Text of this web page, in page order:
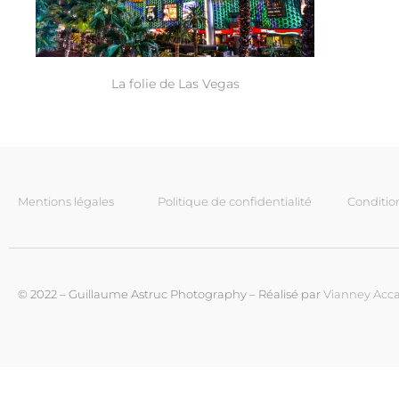
La folie de Las Vegas
Mentions légales Politique de confidentialité
© 2022 – Guillaume Astruc Photography – Réalisé parVianney